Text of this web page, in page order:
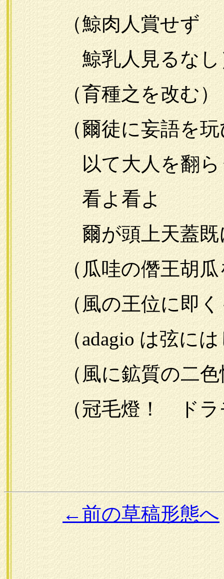
（鯨肉人賞せず
鯨乳人見るなし
（育種之を改む）
（爾徒に妄語を玩
以て大人を翻ら
看よ看よ
爾が頭上天蓋既に
（瓜哇の僭王胡瓜
（風の王位に即く
（adagio は弦には
（風に鉱質の二色
（冠毛燈！ ドラモ
←前の草稿形態へ